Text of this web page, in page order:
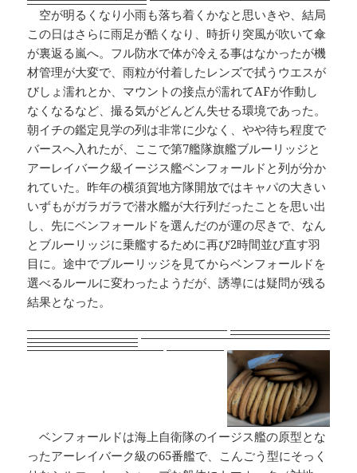
空が明るくなり小雨も落ち着くかなと思いきや、結局
この日はさらに雨足が酷くなり、時折り突風が吹いて傘
が裏返る嵐へ。フル防水で体が冷える事はなかったが機
材管理が大変で、雨粒が付着したレンズで拭うウエスが
びしょ濡れとか、マウントの接点が濡れてAFが作動し
なくなるなど、撮る気がどんどん失せる環境であった。
朝イチの鑑定見学の列は非常に少なく、やや待ち程度で
バースへ入れたが、ここで第7艦隊旗艦ブルーリッジと
アーレイバーク級イージス艦ベンフォールドと列が分か
れていた。昨年の横須賀地方隊開放ではキャパの大きい
いずもがガラガラで潜水艦が大行列だったことを思い出
し、先にベンフォールドを選んだのが運の尽きで、なん
とブルーリッジに乗艦するために再び2時間並び直す羽
目に。途中でブルーリッジを見てからベンフォールドを
選べるルールに変わったようだが、誘導には疑問が残る
結果となった。
ベンフォールドは海上自衛隊のイージス艦の原型とな
ったアーレイバーク級の65番艦で、こんごう型にそっく